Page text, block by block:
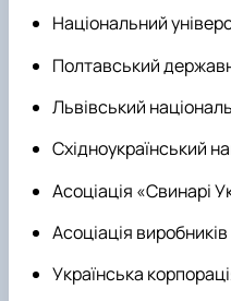
Національний
Полтавський
Львівський
Східноукраїнський
Асоціація «Свинарі
Асоціація
Українська